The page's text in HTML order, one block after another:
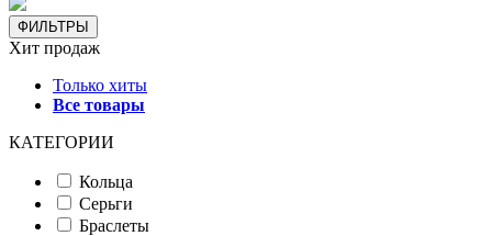
ФИЛЬТРЫ
Хит продаж
Только хиты
Все товары
КАТЕГОРИИ
Кольца
Серьги
Браслеты